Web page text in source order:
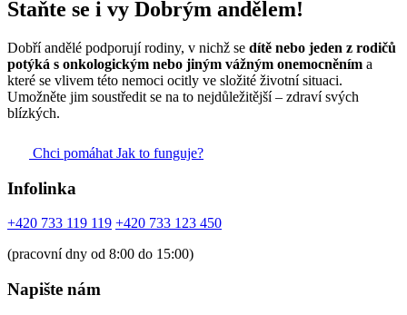
Staňte se i vy Dobrým andělem!
Dobří andělé podporují rodiny, v nichž se dítě nebo jeden z rodičů
potýká s onkologickým nebo jiným vážným onemocněním a
které se vlivem této nemoci ocitly ve složité životní situaci.
Umožněte jim soustředit se na to nejdůležitější – zdraví svých
blízkých.
Chci pomáhat Jak to funguje?
Infolinka
+420 733 119 119 +420 733 123 450
(pracovní dny od 8:00 do 15:00)
Napište nám